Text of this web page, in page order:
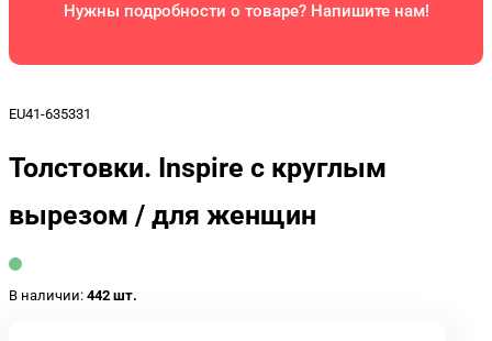
Нужны подробности о товаре? Напишите нам!
EU41-635331
Толстовки. Inspire с круглым
вырезом / для женщин
В наличии: 442 шт.